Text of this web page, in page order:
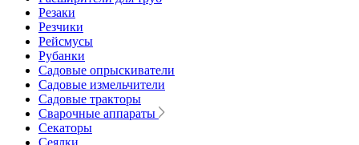
Резаки
Резчики
Рейсмусы
Рубанки
Садовые опрыскиватели
Садовые измельчители
Садовые тракторы
Сварочные аппараты
Секаторы
Сеялки